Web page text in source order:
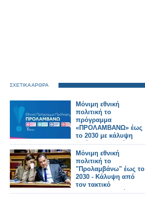
ΣΧΕΤΙΚΑ ΑΡΘΡΑ
Μόνιμη εθνική
πολιτική το
πρόγραμμα
«ΠΡΟΛΑΜΒΑΝΩ» έως
το 2030 με κάλυψη
από τον Τακτικό
Προϋπολογισμό
Μόνιμη εθνική
πολιτική το
"Προλαμβάνω" έως το
2030 - Κάλυψη από
τον τακτικό
προϋπολογισμό